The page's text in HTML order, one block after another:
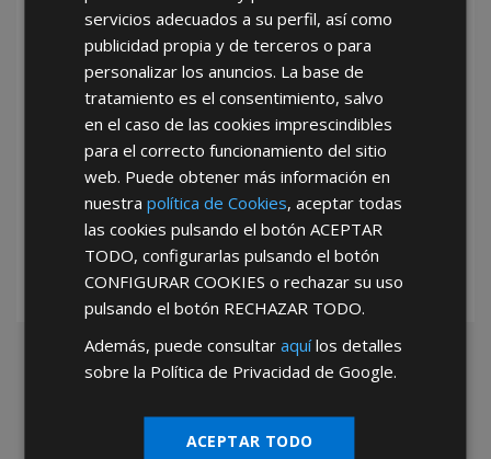
*Abstenerse particulares, sólo venta a tiendas y empresas minoristas y
servicios adecuados a su perfil, así como
publicidad propia y de terceros o para
personalizar los anuncios. La base de
tratamiento es el consentimiento, salvo
en el caso de las cookies imprescindibles
para el correcto funcionamiento del sitio
web. Puede obtener más información en
nuestrapolítica de Cookies, aceptar todas
las cookies pulsando el botónACEPTAR
TODO, configurarlas pulsando el botón
CONFIGURAR COOKIES o rechazar su uso
pulsando el botón RECHAZAR TODO.
Además, puede consultaraquílos detalles
sobre la Política de Privacidad de Google.
ACEPTAR TODO